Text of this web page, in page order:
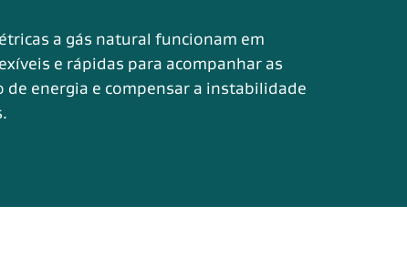
a gás natural funcionam em
e rápidas para acompanhar as
de energia e compensar a instabilidade